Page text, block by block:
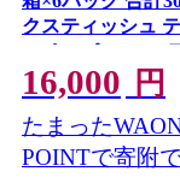
クスティッシュ
ュペーパー BOX
ュ 箱ティッシュ
耗品 生活用品 常
品 日本製 防災備
災 てぃっしゅぺ
16,000 円
たまった
POINTで寄附